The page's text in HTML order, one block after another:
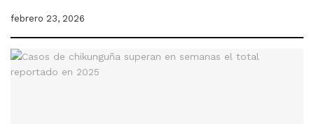
febrero 23, 2026